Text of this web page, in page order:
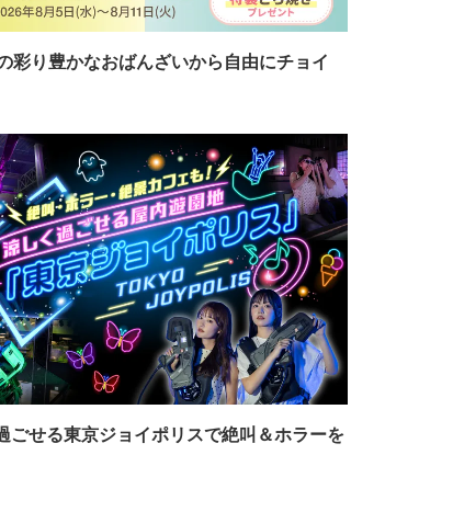
彩り豊かなおばんざいから自由にチョイ
ごせる東京ジョイポリスで絶叫＆ホラーを